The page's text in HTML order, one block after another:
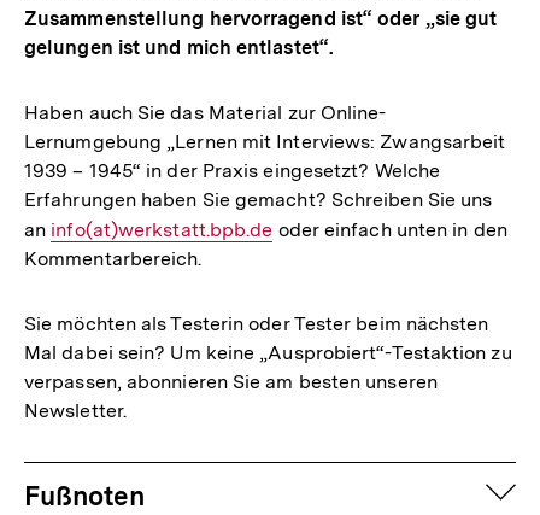
Zusammenstellung hervorragend ist“ oder „sie gut
gelungen ist und mich entlastet“.
Haben auch Sie das Material zur Online-
Lernumgebung „Lernen mit Interviews: Zwangsarbeit
1939 – 1945“ in der Praxis eingesetzt? Welche
Erfahrungen haben Sie gemacht? Schreiben Sie uns
an E-
Mail
info(at)werkstatt.bpb.de oder einfach unten in den
Kommentarbereich.
Sie möchten als Testerin oder Tester beim nächsten
Mal dabei sein? Um keine „Ausprobiert“-Testaktion zu
verpassen, abonnieren Sie am besten unseren
Newsletter.
Fussnoten
Fußnoten